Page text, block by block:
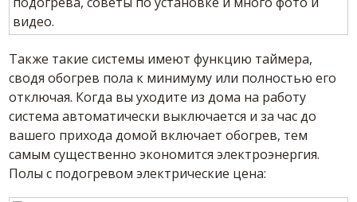
Также такие системы имеют функцию таймера,
сводя обогрев пола к минимуму или полностью его
отключая. Когда вы уходите из дома на работу
система автоматически выключается и за час до
вашего прихода домой включает обогрев, тем
самым существенно экономится электроэнергия.
Полы с подогревом электрические цена: